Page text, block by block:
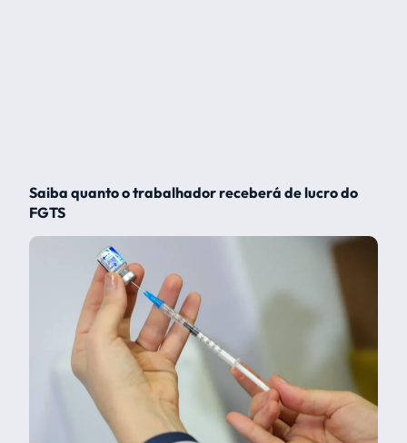
Saiba quanto o trabalhador receberá de lucro do
FGTS